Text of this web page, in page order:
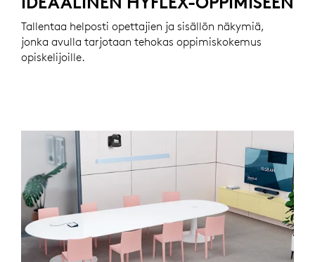
Tallentaa helposti opettajien ja sisällön näkymiä,
jonka avulla tarjotaan tehokas oppimiskokemus
opiskelijoille.